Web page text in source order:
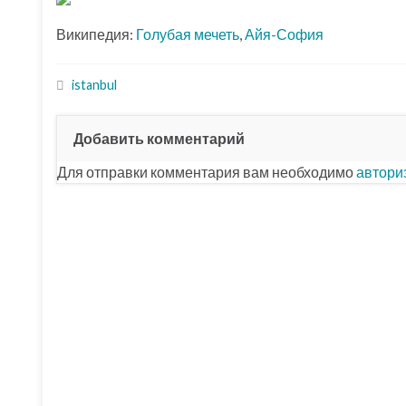
Википедия: Голубая мечеть,Айя-София
istanbul
Добавить комментарий
Для отправки комментария вам необходимо